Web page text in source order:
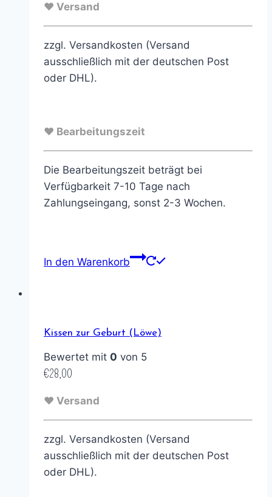
♥ Versand
zzgl. Versandkosten (Versand
ausschließlich mit der deutschen Post
oder DHL).
♥ Bearbeitungszeit
Die Bearbeitungszeit beträgt bei
Verfügbarkeit 7-10 Tage nach
Zahlungseingang, sonst 2-3 Wochen.
In den Warenkorb
Kissen zur Geburt (Löwe)
Bewertet mit 0 von 5
€28,00
♥ Versand
zzgl. Versandkosten (Versand
ausschließlich mit der deutschen Post
oder DHL).